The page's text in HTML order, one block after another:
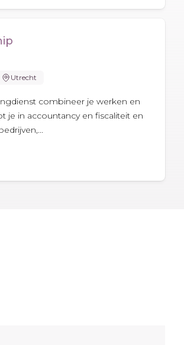
Utrecht
combineer je werken en
je in accountancy en fiscaliteit en